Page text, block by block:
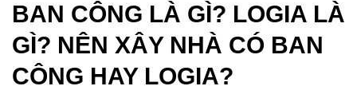
BAN CÔNG LÀ GÌ? LOGIA LÀ
GÌ? NÊN XÂY NHÀ CÓ BAN
CÔNG HAY LOGIA?